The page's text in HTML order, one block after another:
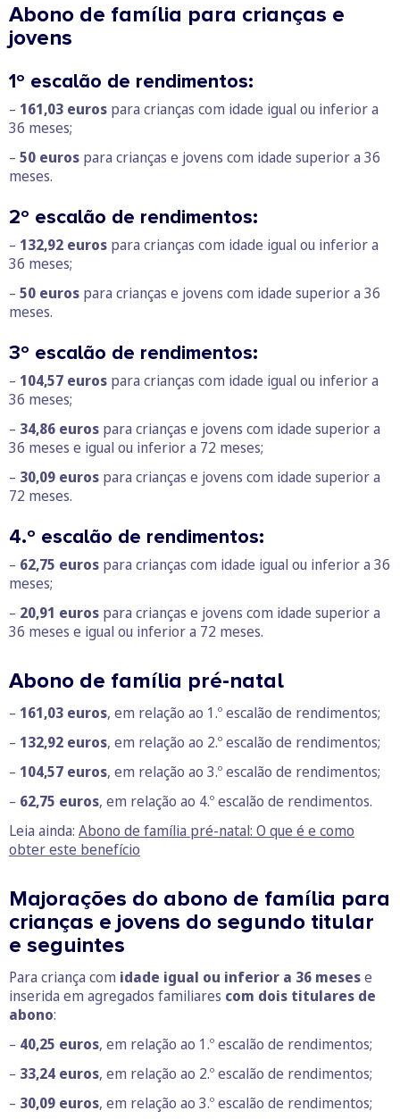
Abono de família para crianças e
jovens
1º escalão de rendimentos:
– 161,03 euros para crianças com idade igual ou inferior a
36 meses;
– 50 euros para crianças e jovens com idade superior a 36
meses.
2º escalão de rendimentos:
– 132,92 euros para crianças com idade igual ou inferior a
36 meses;
– 50 euros para crianças e jovens com idade superior a 36
meses.
3º escalão de rendimentos:
– 104,57 euros para crianças com idade igual ou inferior a
36 meses;
– 34,86 euros para crianças e jovens com idade superior a
36 meses e igual ou inferior a 72 meses;
– 30,09 euros para crianças e jovens com idade superior a
72 meses.
4.º escalão de rendimentos:
– 62,75 euros para crianças com idade igual ou inferior a 36
meses;
– 20,91 euros para crianças e jovens com idade superior a
36 meses e igual ou inferior a 72 meses.
Abono de família pré-natal
– 161,03 euros, em relação ao 1.º escalão de rendimentos;
– 132,92 euros, em relação ao 2.º escalão de rendimentos;
– 104,57 euros, em relação ao 3.º escalão de rendimentos;
– 62,75 euros, em relação ao 4.º escalão de rendimentos.
Leia ainda: Abono de família pré-natal: O que é e como
obter este benefício
Majorações do abono de família para
crianças e jovens do segundo titular
e seguintes
Para criança com idade igual ou inferior a 36 mesese
inserida em agregados familiares com dois titulares de
abono:
– 40,25 euros, em relação ao 1.º escalão de rendimentos;
– 33,24 euros, em relação ao 2.º escalão de rendimentos;
– 30,09 euros, em relação ao 3.º escalão de rendimentos;